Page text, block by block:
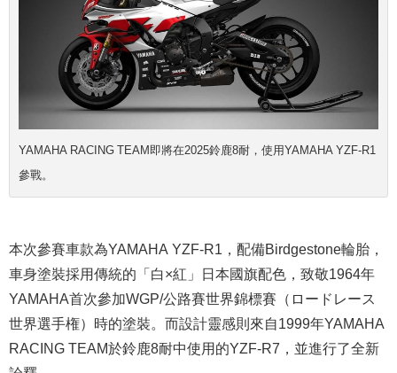
YAMAHA RACING TEAM即將在2025鈴鹿8耐，使用YAMAHA YZF-R1
參戰。
本次參賽車款為YAMAHA YZF-R1，配備Birdgestone輪胎，
車身塗裝採用傳統的「白×紅」日本國旗配色，致敬1964年
YAMAHA首次參加WGP/公路賽世界錦標賽（ ロードレース
世界選手権） 時的塗裝。而設計靈感則來自1999年YAMAHA
RACING TEAM於鈴鹿8耐中使用的YZF-R7，並進行了全新